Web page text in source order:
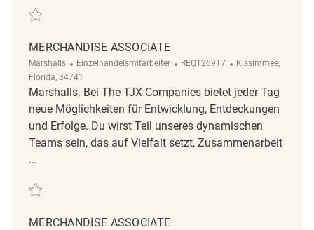
Retten Merchandise Associate REQ141866
MERCHANDISE ASSOCIATE
Marshalls Kategorie
Einzelhandelsmitarbeiter ReqId
REQ126917 Ort
Kissimmee,
Florida, 34741
Marshalls. Bei The TJX Companies bietet jeder Tag
neue Möglichkeiten für Entwicklung, Entdeckungen
und Erfolge. Du wirst Teil unseres dynamischen
Teams sein, das auf Vielfalt setzt, Zusammenarbeit
...
Retten merchandise associate REQ126917
MERCHANDISE ASSOCIATE